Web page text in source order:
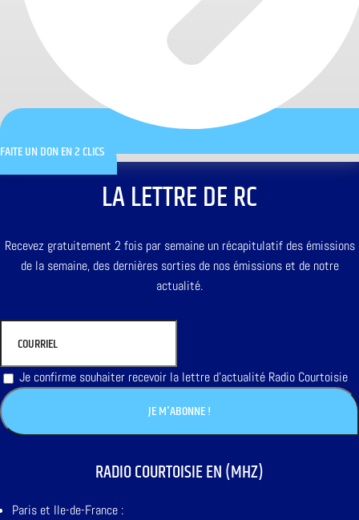
FAITE UN DON EN 2 CLICS
LA LETTRE DE RC
Recevez gratuitement 2 fois par semaine un récapitulatif des émissions
de la semaine, des dernières sorties de nos émissions et de notre
actualité.
Je confirme souhaiter recevoir la lettre d'actualité Radio Courtoisie
RADIO COURTOISIE EN (MHZ)
Paris et Ile-de-France :